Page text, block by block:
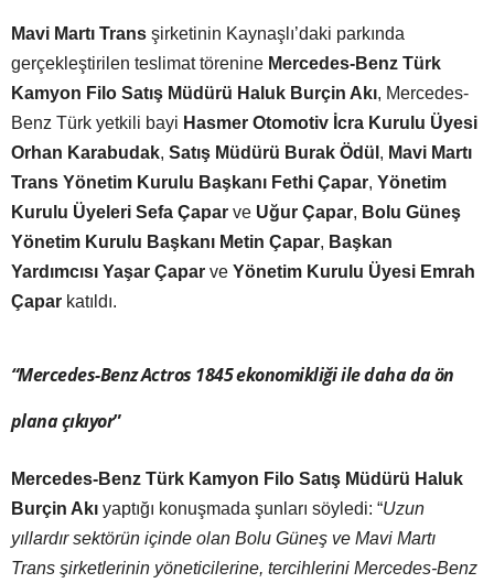
Mavi Martı Trans şirketinin Kaynaşlı’daki parkında
gerçekleştirilen teslimat törenine Mercedes-Benz Türk
Kamyon Filo Satış Müdürü Haluk Burçin Akı, Mercedes-
Benz Türk yetkili bayi Hasmer Otomotiv İcra Kurulu Üyesi
Orhan Karabudak, Satış Müdürü Burak Ödül , Mavi Martı
Trans Yönetim Kurulu Başkanı Fethi Çapar, Yönetim
Kurulu Üyeleri Sefa Çapar ve Uğur Çapar, Bolu Güneş
Yönetim Kurulu Başkanı Metin Çapar, Başkan
Yardımcısı Yaşar Çapar ve Yönetim Kurulu Üyesi Emrah
Çapar katıldı.
“Mercedes-Benz Actros 1845 ekonomikliği ile daha da ön
plana çıkıyor”
Mercedes-Benz Türk Kamyon Filo Satış Müdürü Haluk
Burçin Akı yaptığı konuşmada şunları söyledi: “Uzun
yıllardır sektörün içinde olan Bolu Güneş ve Mavi Martı
Trans şirketlerinin yöneticilerine, tercihlerini Mercedes-Benz